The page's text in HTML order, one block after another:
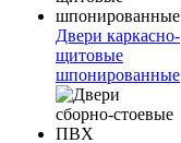
Двери каркасно-
щитовые
шпонированные